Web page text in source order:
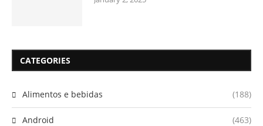
CATEGORIES
Alimentos e bebidas (188)
Android (463)